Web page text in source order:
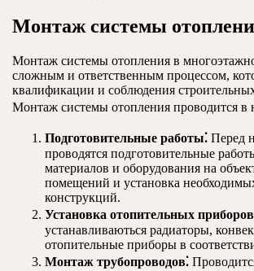
Монтаж системы
Монтаж системы отопления в
сложным и ответственным процессом,
квалификации и соблюдения
Монтаж системы отопления проводится в
Подготовительные работы⁚ Перед
проводятся подготовительные
материалов и оборудования на
помещений и установка
конструкций.
Установка отопительных
устанавливаються радиаторы,
отопительные приборы в
Монтаж трубопроводов⁚